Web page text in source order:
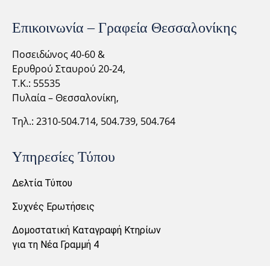
Επικοινωνία – Γραφεία Θεσσαλονίκης
Ποσειδώνος 40-60 &
Ερυθρού Σταυρού 20-24,
Τ.Κ.: 55535
Πυλαία – Θεσσαλονίκη,
Τηλ.: 2310-504.714, 504.739, 504.764
Υπηρεσίες Τύπου
Δελτία Τύπου
Συχνές Ερωτήσεις
Δομοστατική Καταγραφή Κτηρίων
για τη Νέα Γραμμή 4